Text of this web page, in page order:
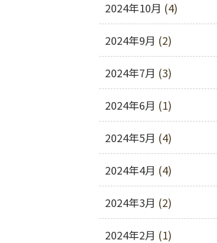
2024年10月 (4)
2024年9月 (2)
2024年7月 (3)
2024年6月 (1)
2024年5月 (4)
2024年4月 (4)
2024年3月 (2)
2024年2月 (1)